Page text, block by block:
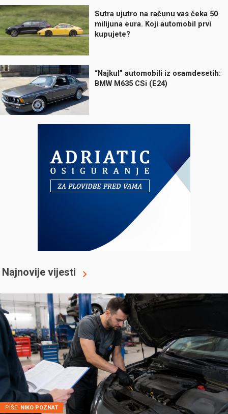
Sutra ujutro na računu vas čeka 50
milijuna eura. Koji automobil prvi
kupujete?
“Najkul” automobili iz osamdesetih:
BMW M635 CSi (E24)
Najnovije vijesti
PIŠE: NIKO POZNAT